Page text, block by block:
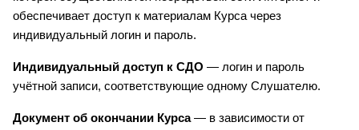
обеспечивает доступ к материалам Курса через
индивидуальный логин и пароль.
Индивидуальный доступ к СДО — логин и пароль
учётной записи, соответствующие одному Слушателю.
Документ об окончании Курса — в зависимости от